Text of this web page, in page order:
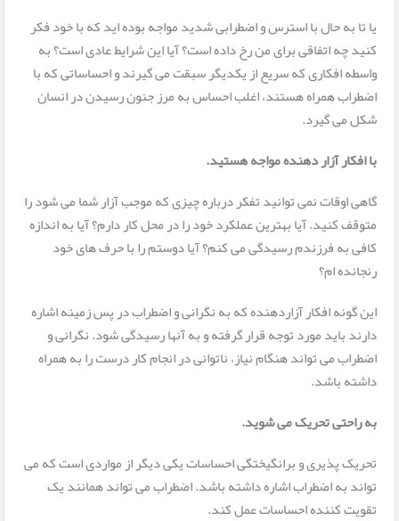
یا تا به حال با استرس و اضطرابی شدید مواجه بوده اید که با خود فکر
کنید چه اتفاقی برای من رخ داده است؟ آیا این شرایط عادی است؟ به
واسطه افکاری که سریع از یکدیگر سبقت می گیرند و احساساتی که با
اضطراب همراه هستند، اغلب احساس به مرز جنون رسیدن در انسان
شکل می گیرد.
با افکار آزار دهنده مواجه هستید.
گاهی اوقات نمی توانید تفکر درباره چیزی که موجب آزار شما می شود را
متوقف کنید. آیا بهترین عملکرد خود را در محل کار دارم؟ آیا به اندازه
کافی به فرزندم رسیدگی می کنم؟ آیا دوستم را با حرف های خود
رنجانده ام؟
این گونه افکار آزاردهنده که به نگرانی و اضطراب در پس زمینه اشاره
دارند باید مورد توجه قرار گرفته و به آنها رسیدگی شود. نگرانی و
اضطراب می تواند هنگام نیاز، ناتوانی در انجام کار درست را به همراه
داشته باشد.
به راحتی تحریک می شوید.
تحریک پذیری و برانگیختگی احساسات یکی دیگر از مواردی است که می
تواند به اضطراب اشاره داشته باشد. اضطراب می تواند همانند یک
تقویت کننده احساسات عمل کند.